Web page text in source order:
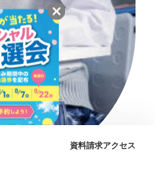
資料請求アクセス